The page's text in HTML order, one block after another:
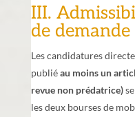
III.
de demande
Les candidatures
publiéau moins un
revue non prédatrice)
les deux bourses de